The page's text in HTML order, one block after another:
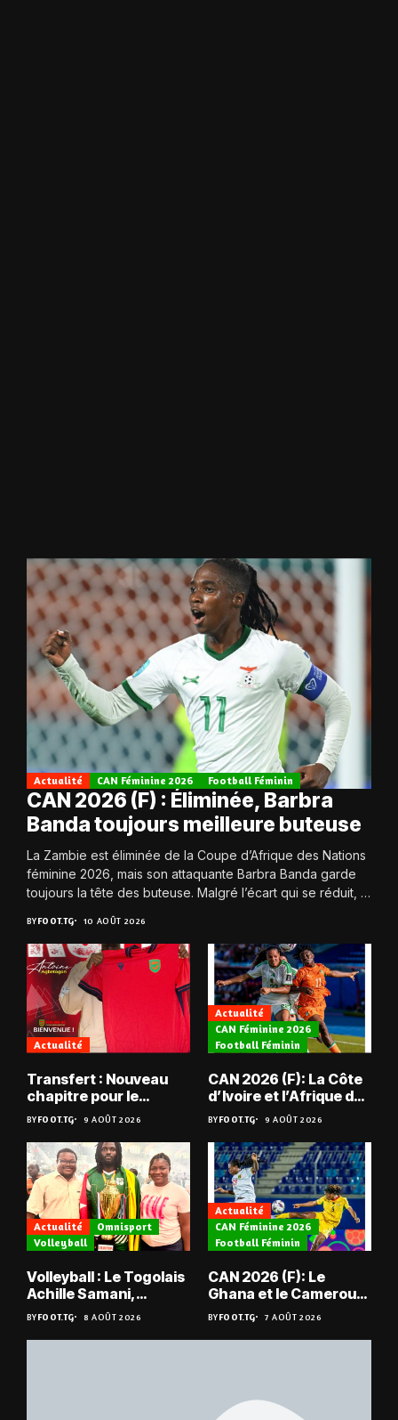
Actualité CAN Féminine 2026 Football Féminin
CAN 2026 (F) : Éliminée, Barbra
Banda toujours meilleure buteuse
La Zambie est éliminée de la Coupe d’Afrique des Nations
féminine 2026, mais son attaquante Barbra Banda garde
toujours la tête des buteuse. Malgré l’écart qui se réduit, la
BYFOOT.TG 10 AOÛT 2026
Actualité
Transfert : Nouveau
chapitre pour le
Togolais Antoine
Agbetogon, au Mali
BYFOOT.TG 9 AOÛT 2026
Actualité
CAN Féminine 2026
Football Féminin
CAN 2026 (F): La Côte
d’Ivoire et l’Afrique du
Sud tombent
BYFOOT.TG 9 AOÛT 2026
Actualité
Omnisport
Volleyball
Volleyball : Le Togolais
Achille Samani,
champion du Bénin !
BYFOOT.TG 8 AOÛT 2026
Actualité
CAN Féminine 2026
Football Féminin
CAN 2026 (F): Le
Ghana et le Cameroun
en quarts
BYFOOT.TG 7 AOÛT 2026